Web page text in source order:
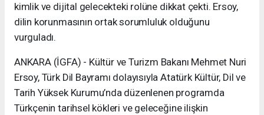
kimlik ve dijital gelecekteki rolüne dikkat çekti. Ersoy,
dilin korunmasının ortak sorumluluk olduğunu
vurguladı.
ANKARA (İGFA) - Kültür ve Turizm Bakanı Mehmet Nuri
Ersoy, Türk Dil Bayramı dolayısıyla Atatürk Kültür, Dil ve
Tarih Yüksek Kurumu’nda düzenlenen programda
Türkçenin tarihsel kökleri ve geleceğine ilişkin